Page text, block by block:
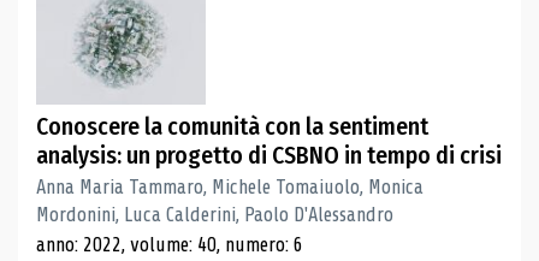
Conoscere la comunità con la sentiment
analysis: un progetto di CSBNO in tempo di crisi
Anna Maria Tammaro, Michele Tomaiuolo, Monica
Mordonini, Luca Calderini, Paolo D'Alessandro
anno: 2022, volume: 40, numero: 6